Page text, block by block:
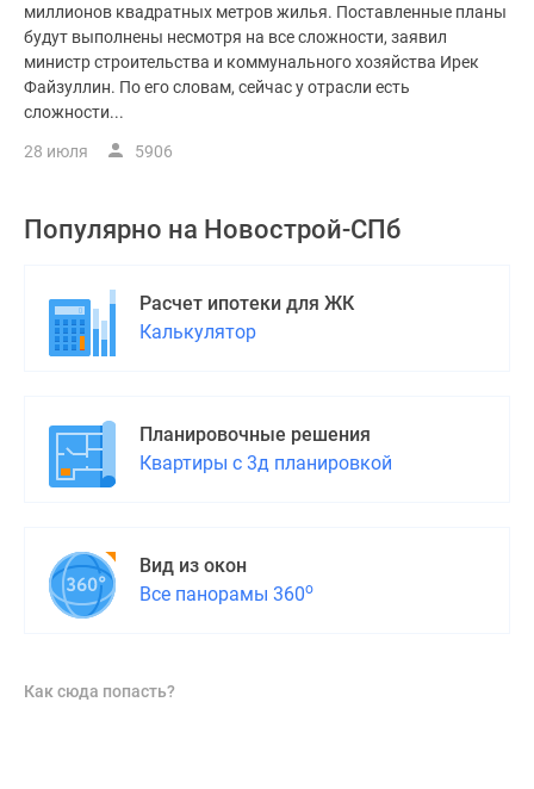
миллионов квадратных метров жилья. Поставленные планы
будут выполнены несмотря на все сложности, заявил
министр строительства и коммунального хозяйства Ирек
Файзуллин. По его словам, сейчас у отрасли есть
сложности...
28 июля 5906
Популярно на Новострой-СПб
Расчет ипотеки для ЖК
Калькулятор
Планировочные решения
Квартиры с 3д планировкой
Вид из окон
Все панорамы 360о
Как сюда попасть?